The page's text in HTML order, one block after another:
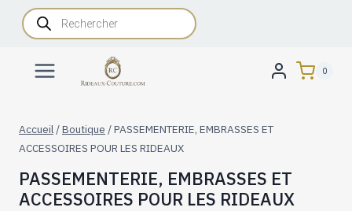
AllerRecherche
de
produits
0
Accueil /Boutique /PASSEMENTERIE, EMBRASSES ET
ACCESSOIRES POUR LES RIDEAUX
PASSEMENTERIE, EMBRASSES ET
ACCESSOIRES POUR LES RIDEAUX